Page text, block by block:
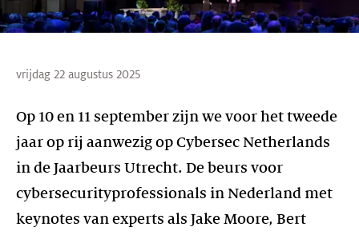
vrijdag 22 augustus 2025
Op 10 en 11 september zijn we voor het tweede
jaar op rij aanwezig op Cybersec Netherlands
in de Jaarbeurs Utrecht. De beurs voor
cybersecurityprofessionals in Nederland met
keynotes van experts als Jake Moore, Bert